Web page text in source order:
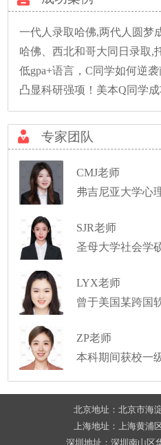
一代人录取哈佛,两代人圆梦
哈佛、西北和哥大同日录取,
低gpa+语言，C同学如何逆
专家团队
CMJ老师
弗吉尼亚大学心
SJR老师
圣母大学社会学
LYX老师
ZP老师
北京地址：北京市海
上海地址：上海黄浦
深圳地址：深圳南山区